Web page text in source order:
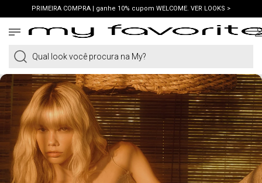
PRIMEIRA COMPRA | ganhe 10% cupom WELCOME. VER LOOKS >
FRETE GRÁTIS | em compras a partir de R$419. AMEI >
Qual look você procura na My?